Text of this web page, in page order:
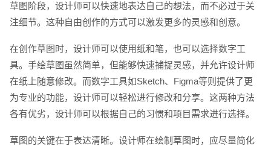
草图阶段，设计师可以快速地表达自己的想法，而不必过于关
注细节。这种自由创作的方式可以激发更多的灵感和创意。
在创作草图时，设计师可以使用纸和笔，也可以选择数字工
具。手绘草图虽然简单，但能够快速捕捉灵感，并允许设计师
在纸上随意修改。而数字工具如Sketch、Figma等则提供了更
为专业的功能，设计师可以轻松进行修改和分享。这两种方法
各有优劣，设计师可以根据自己的习惯和项目需求进行选择。
草图的关键在于表达清晰。设计师在绘制草图时，应尽量简化